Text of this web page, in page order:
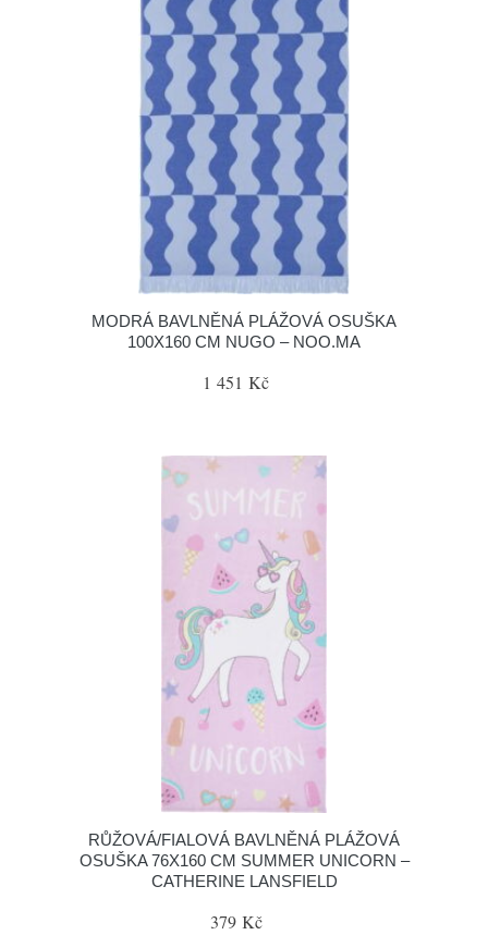
MODRÁ BAVLNĚNÁ PLÁŽOVÁ OSUŠKA
100X160 CM NUGO – NOO.MA
1 451 Kč
RŮŽOVÁ/FIALOVÁ BAVLNĚNÁ PLÁŽOVÁ
OSUŠKA 76X160 CM SUMMER UNICORN –
CATHERINE LANSFIELD
379 Kč